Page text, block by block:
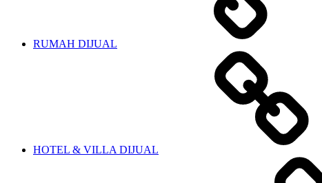
RUMAH DIJUAL
HOTEL & VILLA DIJUAL